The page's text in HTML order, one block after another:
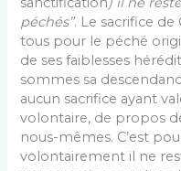
péchés”. Le sacrifice
tous pour le péché
de ses faiblesses
sommes sa
aucun sacrifice ayant
volontaire, de propos
nous-mêmes. C’est
volontai­rement il ne